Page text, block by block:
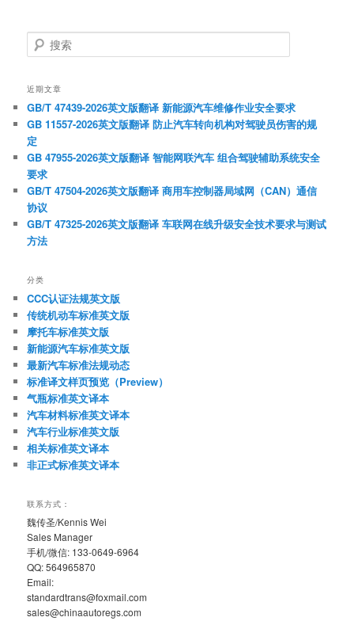
搜
索
近期文章
GB/T 47439-2026英文版翻译 新能源汽车维修作业安全要求
GB 11557-2026英文版翻译 防止汽车转向机构对驾驶员伤害的规
定
GB 47955-2026英文版翻译 智能网联汽车 组合驾驶辅助系统安全
要求
GB/T 47504-2026英文版翻译 商用车控制器局域网（CAN）通信
协议
GB/T 47325-2026英文版翻译 车联网在线升级安全技术要求与测试
方法
分类
CCC认证法规英文版
传统机动车标准英文版
摩托车标准英文版
新能源汽车标准英文版
最新汽车标准法规动态
标准译文样页预览（Preview）
气瓶标准英文译本
汽车材料标准英文译本
汽车行业标准英文版
相关标准英文译本
非正式标准英文译本
联系方式：
魏传圣/Kennis Wei
Sales Manager
手机/微信: 133-0649-6964
QQ: 564965870
Email:
standardtrans@foxmail.com
sales@chinaautoregs.com